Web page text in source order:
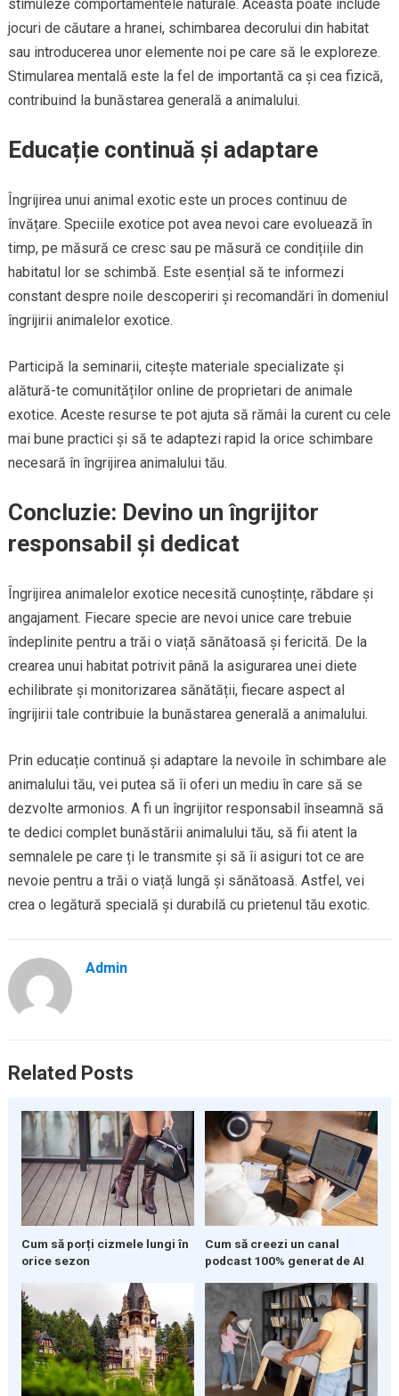
stimuleze comportamentele naturale. Aceasta poate include
jocuri de căutare a hranei, schimbarea decorului din habitat
sau introducerea unor elemente noi pe care să le exploreze.
Stimularea mentală este la fel de importantă ca și cea fizică,
contribuind la bunăstarea generală a animalului.
Educație continuă și adaptare
Îngrijirea unui animal exotic este un proces continuu de
învățare. Speciile exotice pot avea nevoi care evoluează în
timp, pe măsură ce cresc sau pe măsură ce condițiile din
habitatul lor se schimbă. Este esențial să te informezi
constant despre noile descoperiri și recomandări în domeniul
îngrijirii animalelor exotice.
Participă la seminarii, citește materiale specializate și
alătură-te comunităților online de proprietari de animale
exotice. Aceste resurse te pot ajuta să rămâi la curent cu cele
mai bune practici și să te adaptezi rapid la orice schimbare
necesară în îngrijirea animalului tău.
Concluzie: Devino un îngrijitor
responsabil și dedicat
Îngrijirea animalelor exotice necesită cunoștințe, răbdare și
angajament. Fiecare specie are nevoi unice care trebuie
îndeplinite pentru a trăi o viață sănătoasă și fericită. De la
crearea unui habitat potrivit până la asigurarea unei diete
echilibrate și monitorizarea sănătății, fiecare aspect al
îngrijirii tale contribuie la bunăstarea generală a animalului.
Prin educație continuă și adaptare la nevoile în schimbare ale
animalului tău, vei putea să îi oferi un mediu în care să se
dezvolte armonios. A fi un îngrijitor responsabil înseamnă să
te dedici complet bunăstării animalului tău, să fii atent la
semnalele pe care ți le transmite și să îi asiguri tot ce are
nevoie pentru a trăi o viață lungă și sănătoasă. Astfel, vei
crea o legătură specială și durabilă cu prietenul tău exotic.
Admin
Related Posts
Cum să porți cizmele lungi în
orice sezon
Cum să creezi un canal
podcast 100% generat de AI